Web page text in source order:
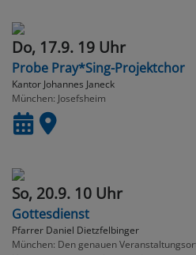
Do, 17.9. 19 Uhr
Probe Pray*Sing-Projektchor
Kantor Johannes Janeck
München Josefsheim
So, 20.9. 10 Uhr
Gottesdienst
Pfarrer Daniel Dietzfelbinger
München Den genauen